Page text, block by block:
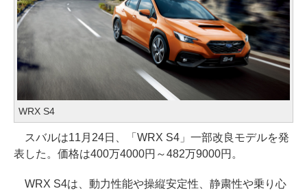
WRX S4
スバルは11月24日、「WRX S4」一部改良モデルを発
表した。価格は400万4000円～482万9000円。
WRX S4は、動力性能や操縦安定性、静粛性や乗り心